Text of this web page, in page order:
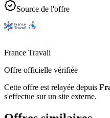
Source de l'offre
France Travail
Offre officielle vérifiée
Cette offre est relayée depuis
s'effectue sur un site externe.